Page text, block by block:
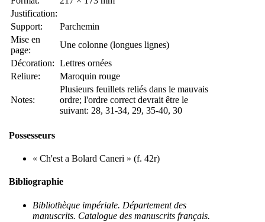
Justification:
Support:
Parchemin
Mise en
page:
Une colonne (longues lignes)
Décoration: Lettres ornées
Reliure:
Maroquin rouge
Notes:
Plusieurs feuillets reliés dans le mauvais
ordre; l'ordre correct devrait être le
suivant: 28, 31-34, 29, 35-40, 30
Possesseurs
« Ch'est a Bolard Caneri » (f. 42r)
Bibliographie
Bibliothèque impériale. Département des
manuscrits. Catalogue des manuscrits français.